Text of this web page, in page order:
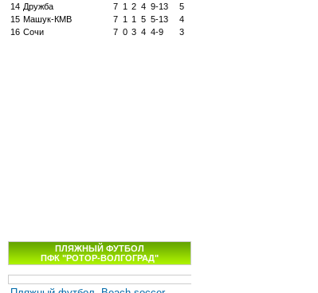
14 Дружба 7 1 2 4 9-13
5
15 Машук-КМВ 7 1 1 5 5-13
4
16 Сочи 7 0 3 4 4-9 3
ПЛЯЖНЫЙ ФУТБОЛ
ПФК "РОТОР-ВОЛГОГРАД"